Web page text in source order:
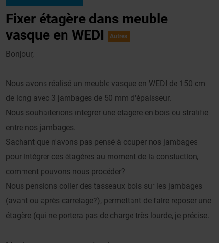
Fixer étagère dans meuble
vasque en WEDI
Autres
Bonjour,
Nous avons réalisé un meuble vasque en WEDI de 150 cm
de long avec 3 jambages de 50 mm d'épaisseur.
Nous souhaiterions intégrer une étagère en bois ou stratifié
entre nos jambages.
Sachant que n'avons pas pensé à couper nos jambages
pour intégrer ces étagères au moment de la constuction,
comment pouvons nous procéder?
Nous pensions coller des tasseaux bois sur les jambages
(avant ou après carrelage?), permettant de faire reposer une
étagère (qui ne portera pas de charge très lourde, je précise.